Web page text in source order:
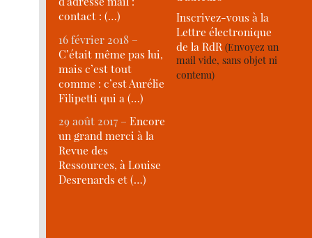
contact : (…)
16 février 2018 –
C’était même pas lui,
mais c’est tout
comme : c’est Aurélie
Filipetti qui a (…)
29 août 2017 –Encore
un grand merci à la
Revue des
Ressources, à Louise
Desrenards et (…)
Inscrivez-vous à la
Lettre électronique
de la RdR (Envoyez un
mail vide, sans objet ni
contenu)